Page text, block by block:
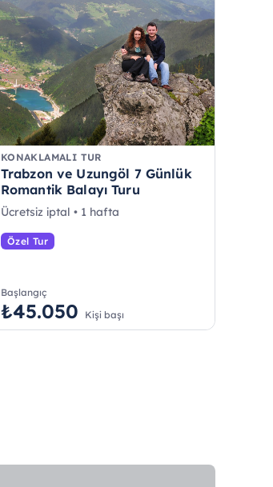
KONAKLAMALI TUR
Trabzon ve Uzungöl 7 Günlük
Romantik Balayı Turu
Ücretsiz iptal • 1 hafta
Özel Tur
Başlangıç
₺45.050 Kişi başı